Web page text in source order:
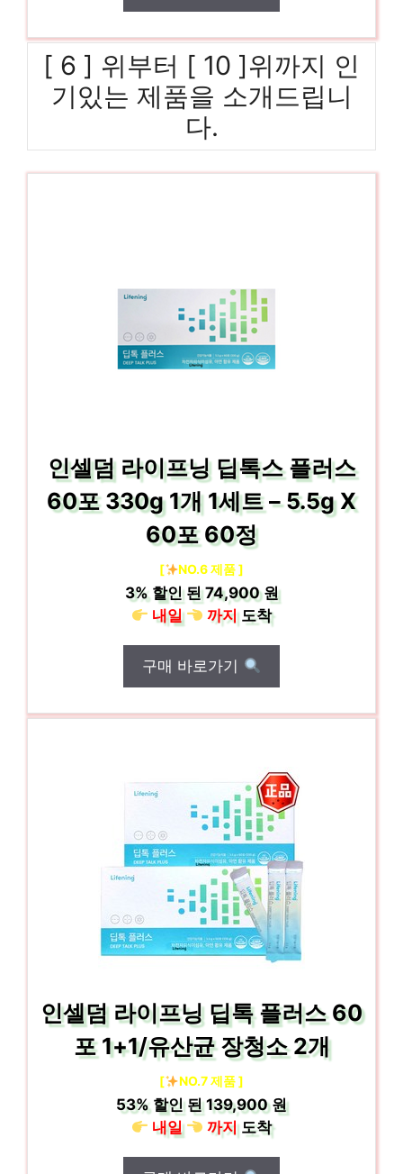
[ 6 ] 위부터 [ 10 ]위까지 인
기있는 제품을 소개드립니
다.
인셀덤 라이프닝 딥톡스 플러스
60포 330g 1개 1세트 – 5.5g X
60포 60정
[ NO.6 제품 ]
3%할인 된74,900 원
내일
까지도착
구매 바로가기
인셀덤 라이프닝 딥톡 플러스 60
포 1+1/유산균 장청소 2개
[ NO.7 제품 ]
53%할인 된139,900 원
내일
까지도착